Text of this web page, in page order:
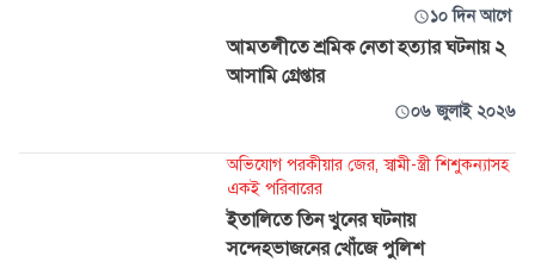
১০ দিন আগে
আমতলীতে শ্রমিক নেতা হত্যার ঘটনায় ২
আসামি গ্রেপ্তার
০৬ জুলাই ২০২৬
অভিযোগ পরকীয়ার জের, স্বামী-স্ত্রী শিশুকন্যাসহ
একই পরিবারের
ইতালিতে তিন খুনের ঘটনায়
সন্দেহভাজনের খোঁজে পুলিশ